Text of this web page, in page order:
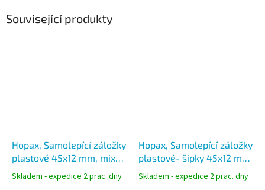
Související produkty
Hopax, Samolepící záložky
plastové 45x12 mm, mix
barev 5x25 lístků
Skladem - expedice 2 prac. dny
Hopax, Samolepící záložky
plastové- šipky 45x12 mm,
mix barev 5x25 lístků
Skladem - expedice 2 prac. dny